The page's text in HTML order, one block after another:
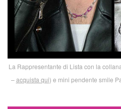
La Rappresentante di Lista con la
–acquista qui) e mini pendente smile